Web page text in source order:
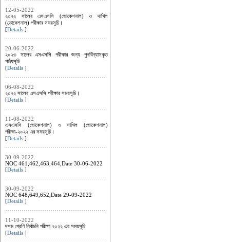
12-05-2022
২০২২ সালের এসএসসি (ভোকেশনাল) ও দাখিল
(ভোকেশনাল) পরীক্ষার সময়সূচি।
[Details ]
20-06-2022
২০২৩ সালের এসএসসি পরীক্ষার জন্য পুনর্বিন্যাসকৃত
পাঠ্যসূচি
[Details ]
06-08-2022
২০২২ সালের এসএসসি পরীক্ষার সময়সূচি।
[Details ]
11-08-2022
এসএসসি (ভোকেশনাল) ও দাখিল (ভোকেশনাল)
পরীক্ষা-২০২২ এর সময়সূচি।
[Details ]
30-09-2022
NOC 461,462,463,464,Date 30-06-2022
[Details ]
30-09-2022
NOC 648,649,652,Date 29-09-2022
[Details ]
11-10-2022
দশম শ্রেণি নির্বাচনি পরীক্ষা ২০২২ এর সময়সূচি
[Details ]